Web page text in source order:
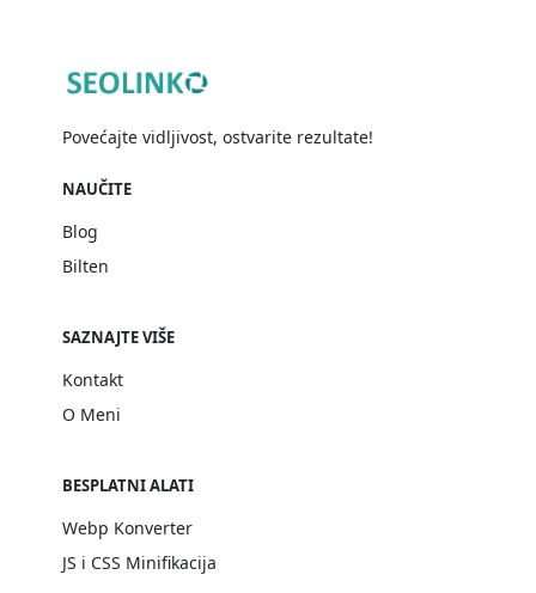
Povećajte vidljivost, ostvarite rezultate!
NAUČITE
Blog
Bilten
SAZNAJTE VIŠE
Kontakt
O Meni
BESPLATNI ALATI
Webp Konverter
JS i CSS Minifikacija